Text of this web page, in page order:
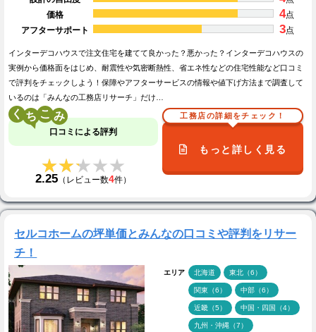
価格
4点
アフターサポート
3点
インターデコハウスで注文住宅を建てて良かった？悪かった？インターデコハウスの
実例から価格面をはじめ、耐震性や気密断熱性、省エネ性などの住宅性能など口コミ
で評判をチェックしよう！保障やアフターサービスの情報や値下げ方法まで調査して
いるのは「みんなの工務店リサーチ」だけ…
く こ
口コミによる評判
★★★★★
★★★★★
2.25 （レビュー数4件）
工務店の詳細をチェック！
もっと詳しく見る
セルコホームの坪単価とみんなの口コミや評判をリサー
チ！
エリア 北海道 東北（6）
関東（6） 中部（6）
近畿（5） 中国・四国（4）
九州・沖縄（7）